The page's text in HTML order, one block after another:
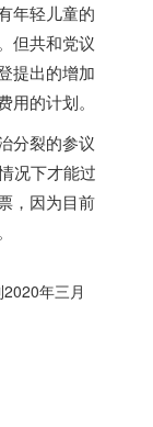
年轻儿童的
但共和党议
提出的增加
用的计划。
分裂的参议
况下才能过
，因为目前
年三月